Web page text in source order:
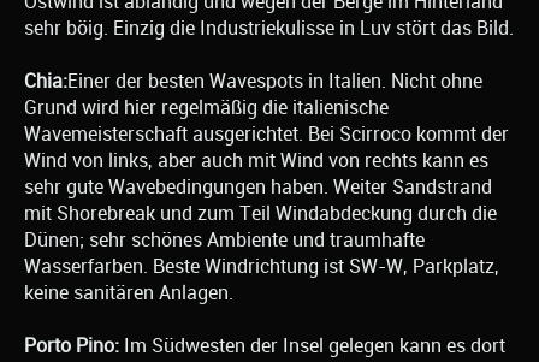
sehr böig. Einzig die Industriekulisse in Luv stört das Bild.
Chia:Einer der besten Wavespots in Italien. Nicht ohne
Grund wird hier regelmäßig die italienische
Wavemeisterschaft ausgerichtet. Bei Scirroco kommt der
Wind von links, aber auch mit Wind von rechts kann es
sehr gute Wavebedingungen haben. Weiter Sandstrand
mit Shorebreak und zum Teil Windabdeckung durch die
Dünen; sehr schönes Ambiente und traumhafte
Wasserfarben. Beste Windrichtung ist SW-W, Parkplatz,
keine sanitären Anlagen.
Porto Pino: Im Südwesten der Insel gelegen kann es dort